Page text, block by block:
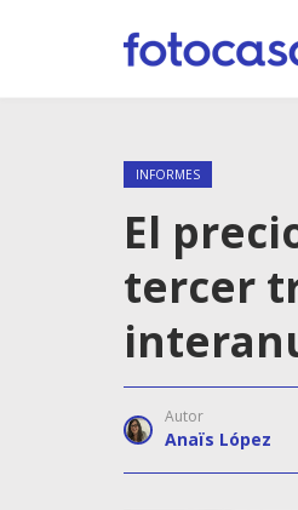
INFORMES
El
tercer
Autor
Anaïs López